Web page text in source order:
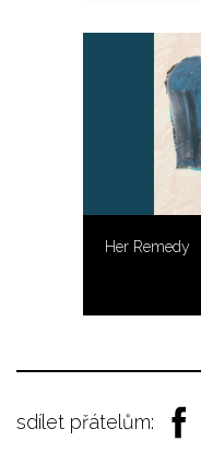
Her Remedy
sdílet přátelům: